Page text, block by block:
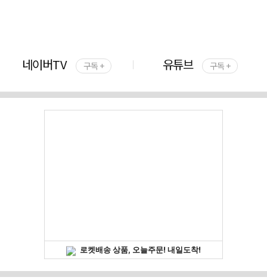
네이버TV 구독 + 유튜브 구독 +